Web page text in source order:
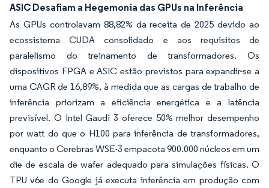
ASIC Desafiam a Hegemonia das GPUs na Inferência
As GPUs controlavam 88,82% da receita de 2025 devido ao
ecossistema CUDA consolidado e aos requisitos de
paralelismo do treinamento de transformadores. Os
dispositivos FPGA e ASIC estão previstos para expandir-se a
uma CAGR de 16,89%, à medida que as cargas de trabalho de
inferência priorizam a eficiência energética e a latência
previsível. O Intel Gaudi 3 oferece 50% melhor desempenho
por watt do que o H100 para inferência de transformadores,
enquanto o Cerebras WSE-3 empacota 900.000 núcleos em um
die de escala de wafer adequado para simulações físicas. O
TPU v6e do Google já executa inferência em produção com